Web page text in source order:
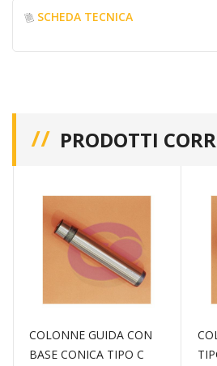
SCHEDA TECNICA
PRODOTTI
COLONNE GUIDA CON
BASE CONICA TIPO C